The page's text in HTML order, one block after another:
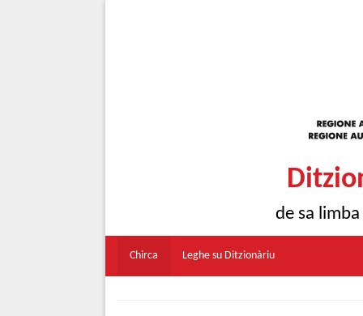
de sa
Chirca Leghe su Ditzionàriu